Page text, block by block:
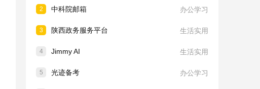
2 中科院邮箱 办公学习
3 陕西政务服务平台 生活实用
4 Jimmy AI 生活实用
5 光迹备考 办公学习